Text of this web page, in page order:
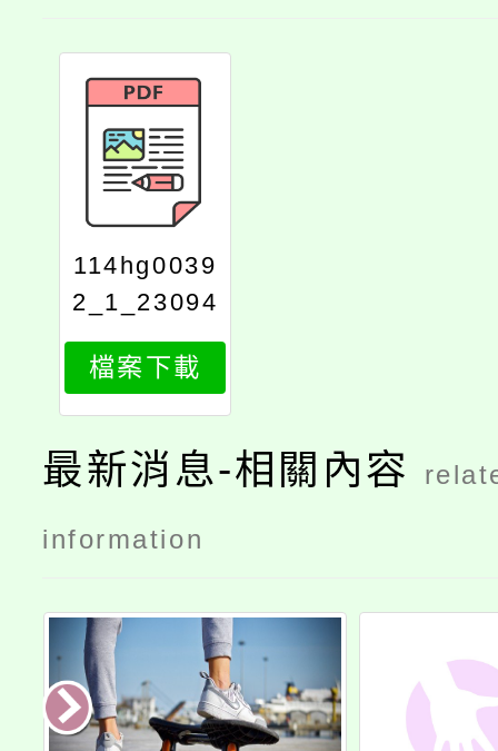
114hg0039
2_1_23094
621450
檔案下載
最新消息-相關內容
information